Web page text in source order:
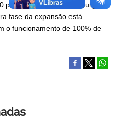
para 50 e as salas de cirurgia
fase da expansão está
o funcionamento de 100% de